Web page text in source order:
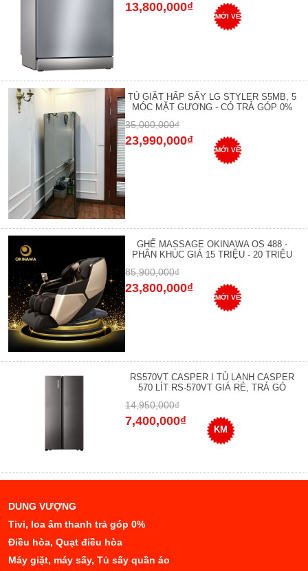
13,800,000₫
MỚI VỀ
TỦ GIẶT HẤP SẤY LG STYLER S5MB, 5
MÓC MẶT GƯƠNG - CÓ TRẢ GÓP 0%
35,000,000₫
23,990,000₫
MỚI VỀ
GHẾ MASSAGE OKINAWA OS 488 -
PHÂN KHÚC GIÁ 15 TRIỆU - 20 TRIỆU
85,900,000₫
23,800,000₫
MỚI VỀ
RS570VT CASPER I TỦ LẠNH CASPER
570 LÍT RS-570VT GIÁ RẺ, TRẢ GÓ
14,950,000₫
7,400,000₫
KM
DUNG VƯỢNG
Tivi, loa âm thanh trả góp 0%
Điều hòa, Quạt điều hòa
Máy giặt, máy sấy, Tủ sấy quần áo